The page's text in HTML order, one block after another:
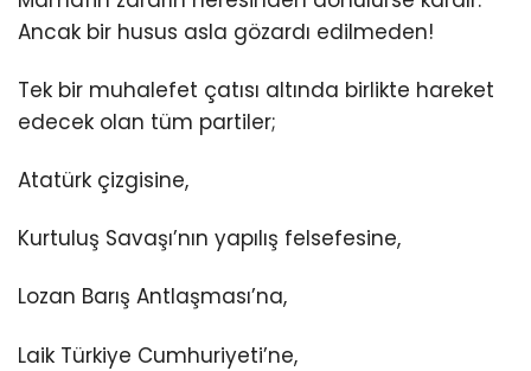
Ancak bir husus asla gözardı edilmeden!
Tek bir muhalefet çatısı altında birlikte hareket
edecek olan tüm partiler;
Atatürk çizgisine,
Kurtuluş Savaşı’nın yapılış felsefesine,
Lozan Barış Antlaşması’na,
Laik Türkiye Cumhuriyeti’ne,